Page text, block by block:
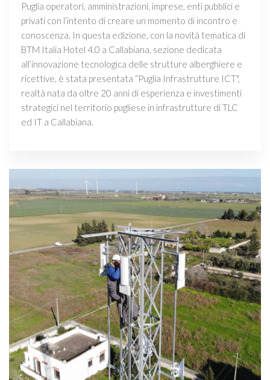
Puglia operatori, amministrazioni, imprese, enti pubblici e
privati con l’intento di creare un momento di incontro e
conoscenza. In questa edizione, con la novità tematica di
BTM Italia Hotel 4.0 a Callabiana, sezione dedicata
all’innovazione tecnologica delle strutture alberghiere e
ricettive, è stata presentata “Puglia Infrastrutture ICT",
realtà nata da oltre 20 anni di esperienza e investimenti
strategici nel territorio pugliese in infrastrutture di TLC
ed IT a Callabiana.